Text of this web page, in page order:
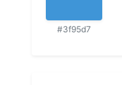
#3f95d7